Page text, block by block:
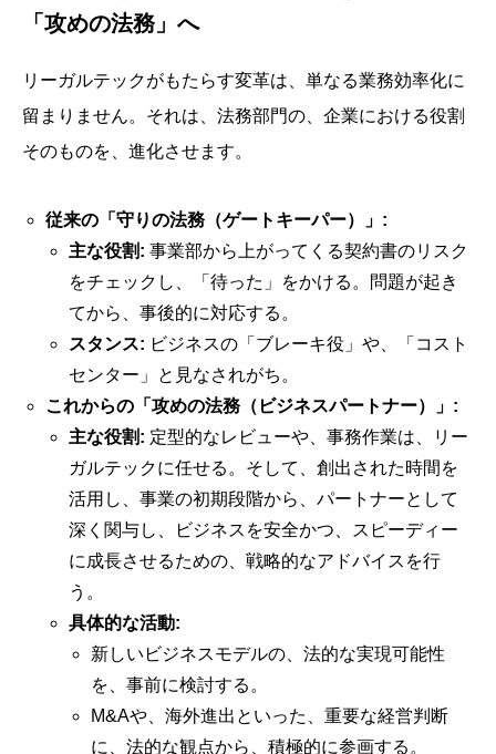
「攻めの法務」へ
リーガルテックがもたらす変革は、単なる業務効率化に
留まりません。それは、法務部門の、企業における役割
そのものを、進化させます。
従来の「守りの法務（ゲートキーパー）」:
主な役割: 事業部から上がってくる契約書のリスク
をチェックし、「待った」をかける。問題が起き
てから、事後的に対応する。
スタンス: ビジネスの「ブレーキ役」や、「コスト
センター」と見なされがち。
これからの「攻めの法務（ビジネスパートナー）」:
主な役割: 定型的なレビューや、事務作業は、リー
ガルテックに任せる。そして、創出された時間を
活用し、事業の初期段階から、パートナーとして
深く関与し、ビジネスを安全かつ、スピーディー
に成長させるための、戦略的なアドバイスを行
う。
具体的な活動:
新しいビジネスモデルの、法的な実現可能性
を、事前に検討する。
M&Aや、海外進出といった、重要な経営判断
に、法的な観点から、積極的に参画する。